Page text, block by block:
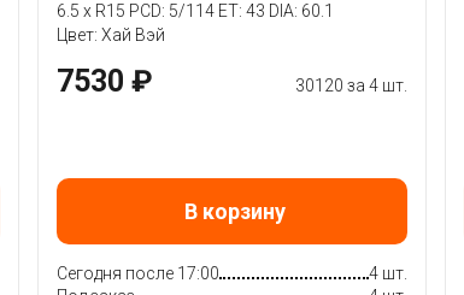
6.5 x R15 PCD: 5/114 ET: 43 DIA: 60.1
Цвет: Хай Вэй
7530 ₽ 30120 за 4 шт.
В корзину
Сегодня после 17:00
4 шт.